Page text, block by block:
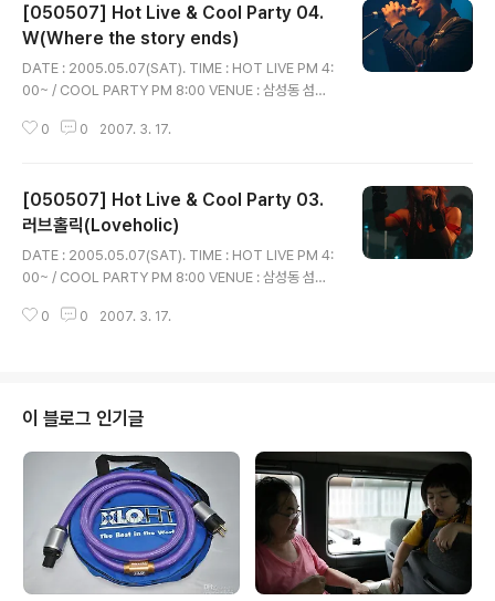
[050507] Hot Live & Cool Party 04.
W(Where the story ends)
DATE : 2005.05.07(SAT). TIME : HOT LIVE PM 4:
00~ / COOL PARTY PM 8:00 VENUE : 삼성동 섬유
00원. 주최 : 플럭서스(www.fluxusmusic.com) 주관 :
e story ends) 이 저작물은 크리에이티브 커먼즈 코리아
저작자표시-비영리-동일조건변경허락 2.0 대한민국 라이
0 0 2007. 3. 17.
[050507] Hot Live & Cool Party 03.
러브홀릭(Loveholic)
DATE : 2005.05.07(SAT). TIME : HOT LIVE PM 4:
00~ / COOL PARTY PM 8:00 VENUE : 삼성동 섬유
00원. 주최 : 플럭서스(www.fluxusmusic.com) 주관 :
리-동일조건변경허락 2.0 대한민국 라이센스에 따라 이용
하실 수 있습니다.
0 0 2007. 3. 17.
이 블로그 인기글